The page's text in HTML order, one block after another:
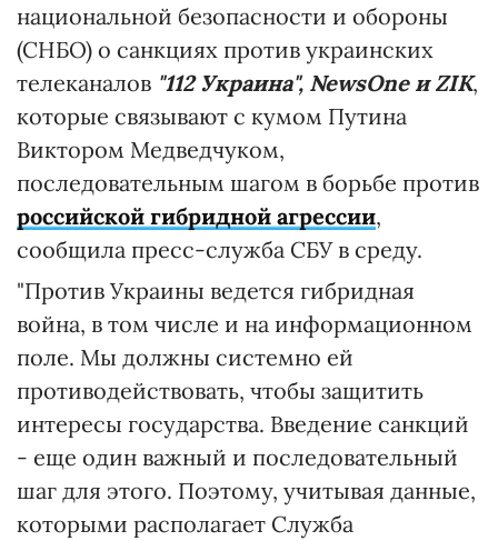
национальной безопасности и обороны
(СНБО) о санкциях против украинских
телеканалов "112 Украина", NewsOne и ZIK,
которые связывают с кумом Путина
Виктором Медведчуком,
последовательным шагом в борьбе против
российской гибридной агрессии,
сообщила пресс-служба СБУ в среду.
"Против Украины ведется гибридная
война, в том числе и на информационном
поле. Мы должны системно ей
противодействовать, чтобы защитить
интересы государства. Введение санкций
- еще один важный и последовательный
шаг для этого. Поэтому, учитывая данные,
которыми располагает Служба